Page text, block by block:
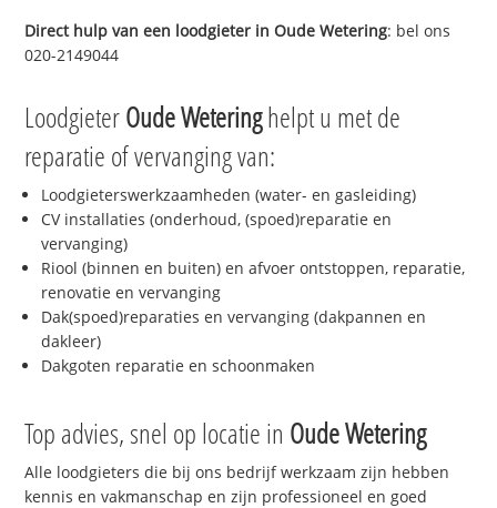
Direct hulp van een loodgieter inOude Wetering: bel ons
020-2149044
LoodgieterOude Weteringhelpt u met de
reparatie of vervanging van:
Loodgieterswerkzaamheden (water- en gasleiding)
CV installaties (onderhoud, (spoed)reparatie en
vervanging)
Riool (binnen en buiten) en afvoer ontstoppen, reparatie,
renovatie en vervanging
Dak(spoed)reparaties en vervanging (dakpannen en
dakleer)
Dakgoten reparatie en schoonmaken
Top advies, snel op locatie in Oude Wetering
Alle loodgieters die bij ons bedrijf werkzaam zijn hebben
kennis en vakmanschap en zijn professioneel en goed